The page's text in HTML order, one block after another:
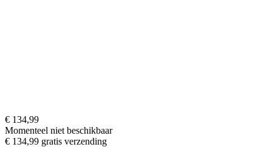
€ 134,99
Momenteel niet beschikbaar
€ 134,99 gratis verzending